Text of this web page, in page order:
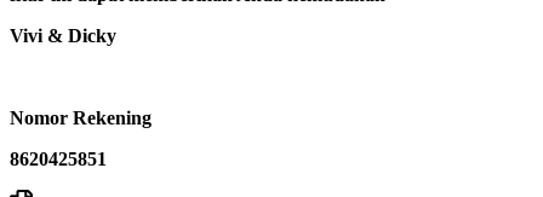
Vivi & Dicky
Nomor Rekening
8620425851